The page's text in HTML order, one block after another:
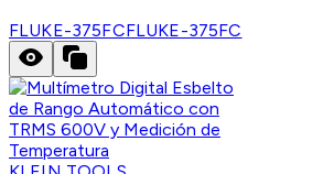
FLUKE-375FCFLUKE-375FC